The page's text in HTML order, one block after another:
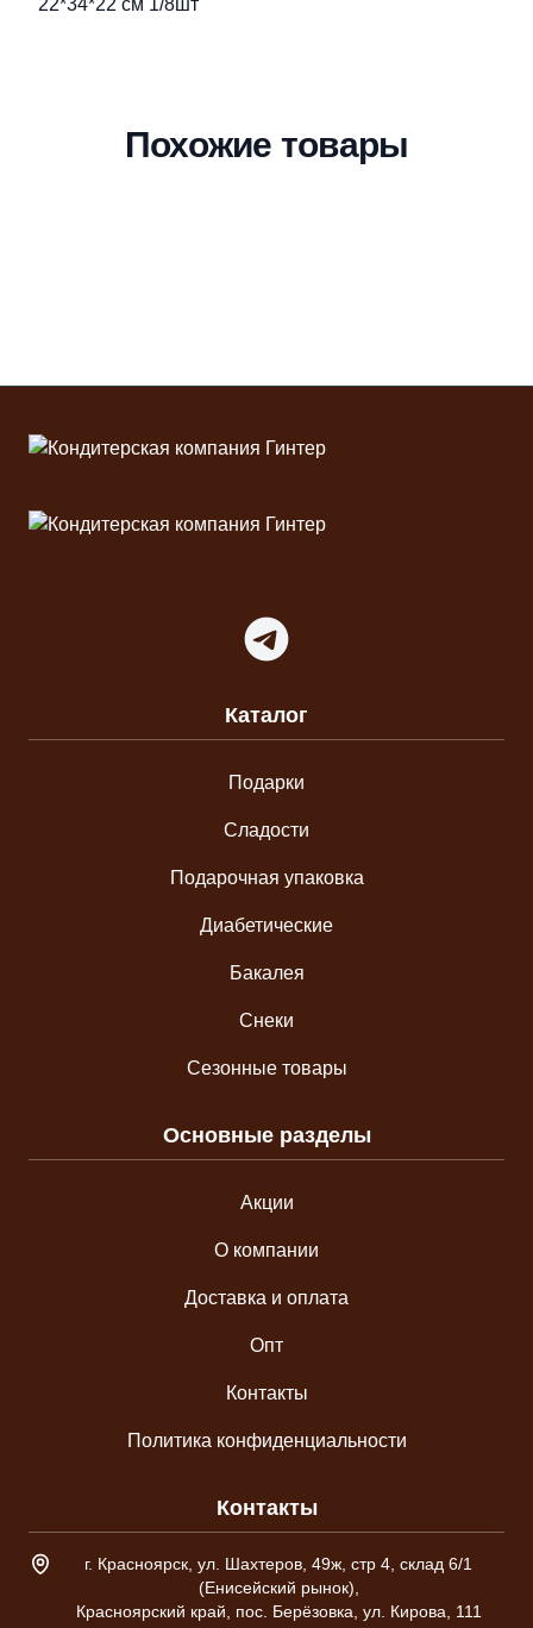
22*34*22 см 1/8шт
Похожие товары
Telegram
Каталог
Подарки
Сладости
Подарочная упаковка
Диабетические
Бакалея
Снеки
Сезонные товары
Основные разделы
Акции
О компании
Доставка и оплата
Опт
Контакты
Политика конфиденциальности
Контакты
Адрес склада
г. Красноярск, ул. Шахтеров, 49ж, стр 4, склад 6/1
(Енисейский рынок),
Красноярский край, пос. Берёзовка, ул. Кирова, 111